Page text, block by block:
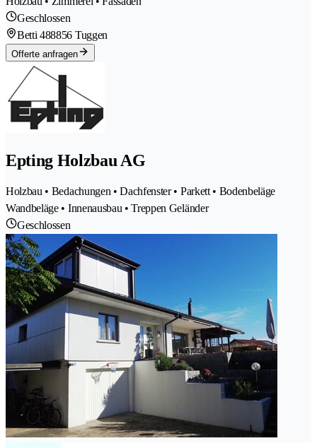
Geschlossen
Betti 488856 Tuggen
Offerte anfragen
Epting Holzbau AG
Holzbau • Bedachungen • Dachfenster • Parkett • Bodenbeläge
Wandbeläge • Innenausbau • Treppen Geländer
Geschlossen